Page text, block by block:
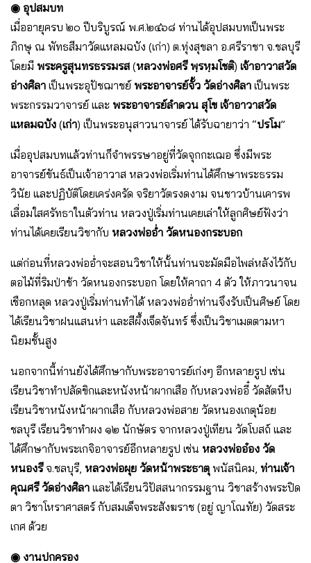
◉ อุปสมบท
เมื่ออายุครบ ๒๐ ปีบริบูรณ์ พ.ศ.๒๔๖๘ ท่านได้อุปสมบทเป็นพระ
ภิกษุ ณ พัทธสีมาวัดแหลมฉบัง (เก่า) ต.ทุ่งสุขลา อ.ศรีราชา จ.ชลบุรี
โดยมี พระครูสุนทรธรรมรส (หลวงพ่อศรี พฺรหฺมโชติ) เจ้าอาวาสวัด
อ่างศิลา เป็นพระอุปัชฌาชย์ พระอาจารย์จั้ว วัดอ่างศิลา เป็นพระ
พระกรรมวาจารย์ และ พระอาจารย์ลำดวน สุโข เจ้าอาวาสวัด
แหลมฉบัง (เก่า) เป็นพระอนุสาวนาจารย์ ได้รับฉายาว่า “ปรโม”
เมื่ออุปสมบทแล้วท่านก็จำพรรษาอยู่ที่วัดจุกกะเฌอ ซึ่งมีพระ
อาจารย์ขันธ์เป็นเจ้าอาวาส หลวงพ่อเริ่มท่านได้ศึกษาพระธรรม
วินัย และปฏิบัติโดยเคร่งครัด จริยาวัตรงดงาม จนชาวบ้านเคารพ
เลื่อมใสศรัทธาในตัวท่าน หลวงปู่เริ่มท่านเคยเล่าให้ลูกศิษย์ฟังว่า
ท่านได้เคยเรียนวิชากับ หลวงพ่ออ่ำ วัดหนองกระบอก
แต่ก่อนที่หลวงพ่ออ่ำจะสอนวิชาให้นั้นท่านจะมัดมือไพล่หลังไว้กับ
ตอไม้ที่ริมป่าช้า วัดหนองกระบอก โดยให้คาถา 4 ตัว ให้ภาวนาจน
เชือกหลุด หลวงปู่เริ่มท่านทำได้ หลวงพ่ออ่ำท่านจึงรับเป็นศิษย์ โดย
ได้เรียนวิชาฝนแสนห่า และสีผึ้งเจ็ดจันทร์ ซึ่งเป็นวิชาเมตตามหา
นิยมชั้นสูง
นอกจากนี้ท่านยังได้ศึกษากับพระอาจารย์เก่งๆ อีกหลายรูป เช่น
เรียนวิชาทำปลัดขิกและหนังหน้าผากเสือ กับหลวงพ่ออี๋ วัดสัตหีบ
เรียนวิชาหนังหน้าผากเสือ กับหลวงพ่อสาย วัดหนองเกตุน้อย
ชลบุรี เรียนวิชาทำผง ๑๒ นักษัตร จากหลวงปู่เทียน วัดโบสถ์ และ
ได้ศึกษากับพระเกจิอาจารย์อีกหลายรูป เช่น หลวงพ่ออ๋อง วัด
หนองรีจ.ชลบุรี, หลวงพ่อผุย วัดหน้าพระธาตุ พนัสนิคม, ท่านเจ้า
คุณศรี วัดอ่างศิลา และได้เรียนวิปัสสนากรรมฐาน วิชาสร้างพระปิด
ตา วิชาโหราศาสตร์ กับสมเด็จพระสังฆราช (อยู่ ญาโณทัย) วัดสระ
เกศ ด้วย
◉ งานปกครอง